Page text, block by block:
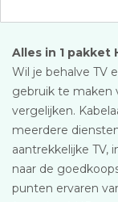
Alles in 1 pakket
Wil je behalve TV
gebruik te maken
vergelijken.
meerdere
aantrekkelijke TV,
naar de
punten ervaren